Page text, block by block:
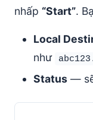
nhấp “Start”.
Local
như
Status —